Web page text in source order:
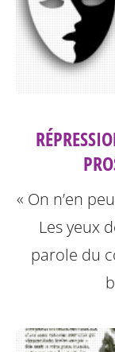
« On n’en
Les yeux
parole du